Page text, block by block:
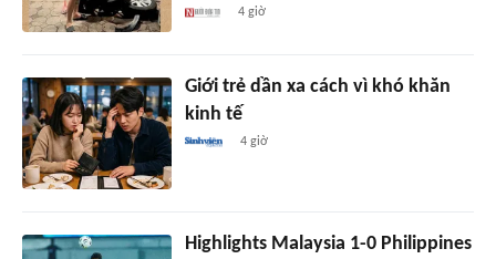
4 giờ
Giới trẻ dần xa cách vì khó khăn
kinh tế
4 giờ
Highlights Malaysia 1-0 Philippines